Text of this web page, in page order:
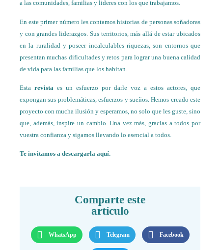
a las comunidades, familias y lideres con los que trabajamos.
En este primer número les contamos historias de personas soñadoras
y con grandes liderazgos. Sus territorios, más allá de estar ubicados
en la ruralidad y poseer incalculables riquezas, son entornos que
presentan muchas dificultades y retos para lograr una buena calidad
de vida para las familias que los habitan.
Esta revista es un esfuerzo por darle voz a estos actores, que
expongan sus problemáticas, esfuerzos y sueños. Hemos creado este
proyecto con mucha ilusión y esperamos, no solo que les guste, sino
que, además, inspire un cambio. Una vez más, gracias a todos por
vuestra confianza y sigamos llevando lo esencial a todos.
Te invitamos a descargarla aquí.
Comparte este
artículo
WhatsApp Telegram Facebook